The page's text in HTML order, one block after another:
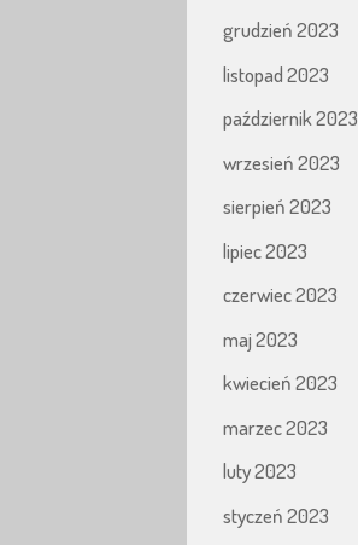
grudzień 2023
listopad 2023
październik 2023
wrzesień 2023
sierpień 2023
lipiec 2023
czerwiec 2023
maj 2023
kwiecień 2023
marzec 2023
luty 2023
styczeń 2023